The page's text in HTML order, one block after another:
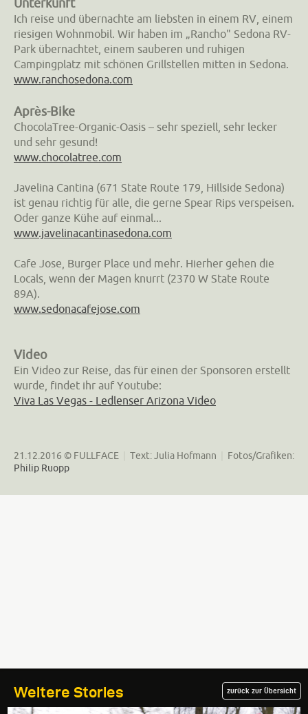
Ich reise und übernachte am liebsten in einem RV, einem
riesigen Wohnmobil. Wir haben im „Rancho" Sedona RV-
Park übernachtet, einem sauberen und ruhigen
Campingplatz mit schönen Grillstellen mitten in Sedona.
www.ranchosedona.com
Après-Bike
ChocolaTree-Organic-Oasis – sehr speziell, sehr lecker
und sehr gesund!
www.chocolatree.com
Javelina Cantina (671 State Route 179, Hillside Sedona)
ist genau richtig für alle, die gerne Spear Rips verspeisen.
Oder ganze Kühe auf einmal...
www.javelinacantinasedona.com
Cafe Jose, Burger Place und mehr. Hierher gehen die
Locals, wenn der Magen knurrt (2370 W State Route
89A).
www.sedonacafejose.com
Video
Ein Video zur Reise, das für einen der Sponsoren erstellt
wurde, findet ihr auf Youtube:
Viva Las Vegas - Ledlenser Arizona Video
21.12.2016 © FULLFACE Text: Julia Hofmann
Fotos/Grafiken:
Philip Ruopp
Weitere Stories zurück zur Übersicht